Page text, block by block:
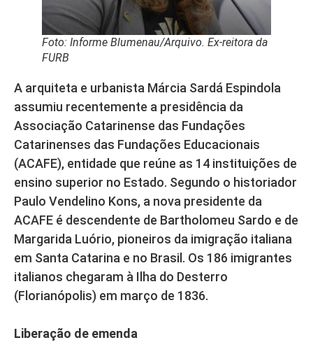
Foto: Informe Blumenau/Arquivo. Ex-reitora da
FURB
A arquiteta e urbanista Márcia Sardá Espindola
assumiu recentemente a presidência da
Associação Catarinense das Fundações
Catarinenses das Fundações Educacionais
(ACAFE), entidade que reúne as 14 instituições de
ensino superior no Estado. Segundo o historiador
Paulo Vendelino Kons, a nova presidente da
ACAFE é descendente de Bartholomeu Sardo e de
Margarida Luório, pioneiros da imigração italiana
em Santa Catarina e no Brasil. Os 186 imigrantes
italianos chegaram à Ilha do Desterro
(Florianópolis) em março de 1836.
Liberação de emenda